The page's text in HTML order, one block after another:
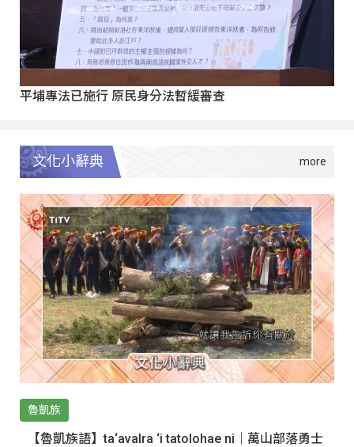
平埔專法已施行 原民身分法暫緩審查
文化小辭典
魯凱族
【魯凱族語】ta‘avalra ‘i tatolohae ni｜萬山部落勇士